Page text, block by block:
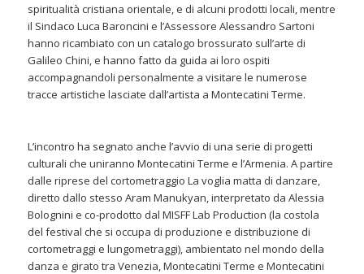
spiritualità cristiana orientale, e di alcuni prodotti locali, mentre
il Sindaco Luca Baroncini e l’Assessore Alessandro Sartoni
hanno ricambiato con un catalogo brossurato sull’arte di
Galileo Chini, e hanno fatto da guida ai loro ospiti
accompagnandoli personalmente a visitare le numerose
tracce artistiche lasciate dall’artista a Montecatini Terme.
L’incontro ha segnato anche l’avvio di una serie di progetti
culturali che uniranno Montecatini Terme e l’Armenia. A partire
dalle riprese del cortometraggio La voglia matta di danzare,
diretto dallo stesso Aram Manukyan, interpretato da Alessia
Bolognini e co-prodotto dal MISFF Lab Production (la costola
del festival che si occupa di produzione e distribuzione di
cortometraggi e lungometraggi), ambientato nel mondo della
danza e girato tra Venezia, Montecatini Terme e Montecatini